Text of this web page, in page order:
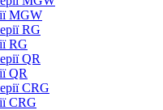
MGW
RG
QR
CRG